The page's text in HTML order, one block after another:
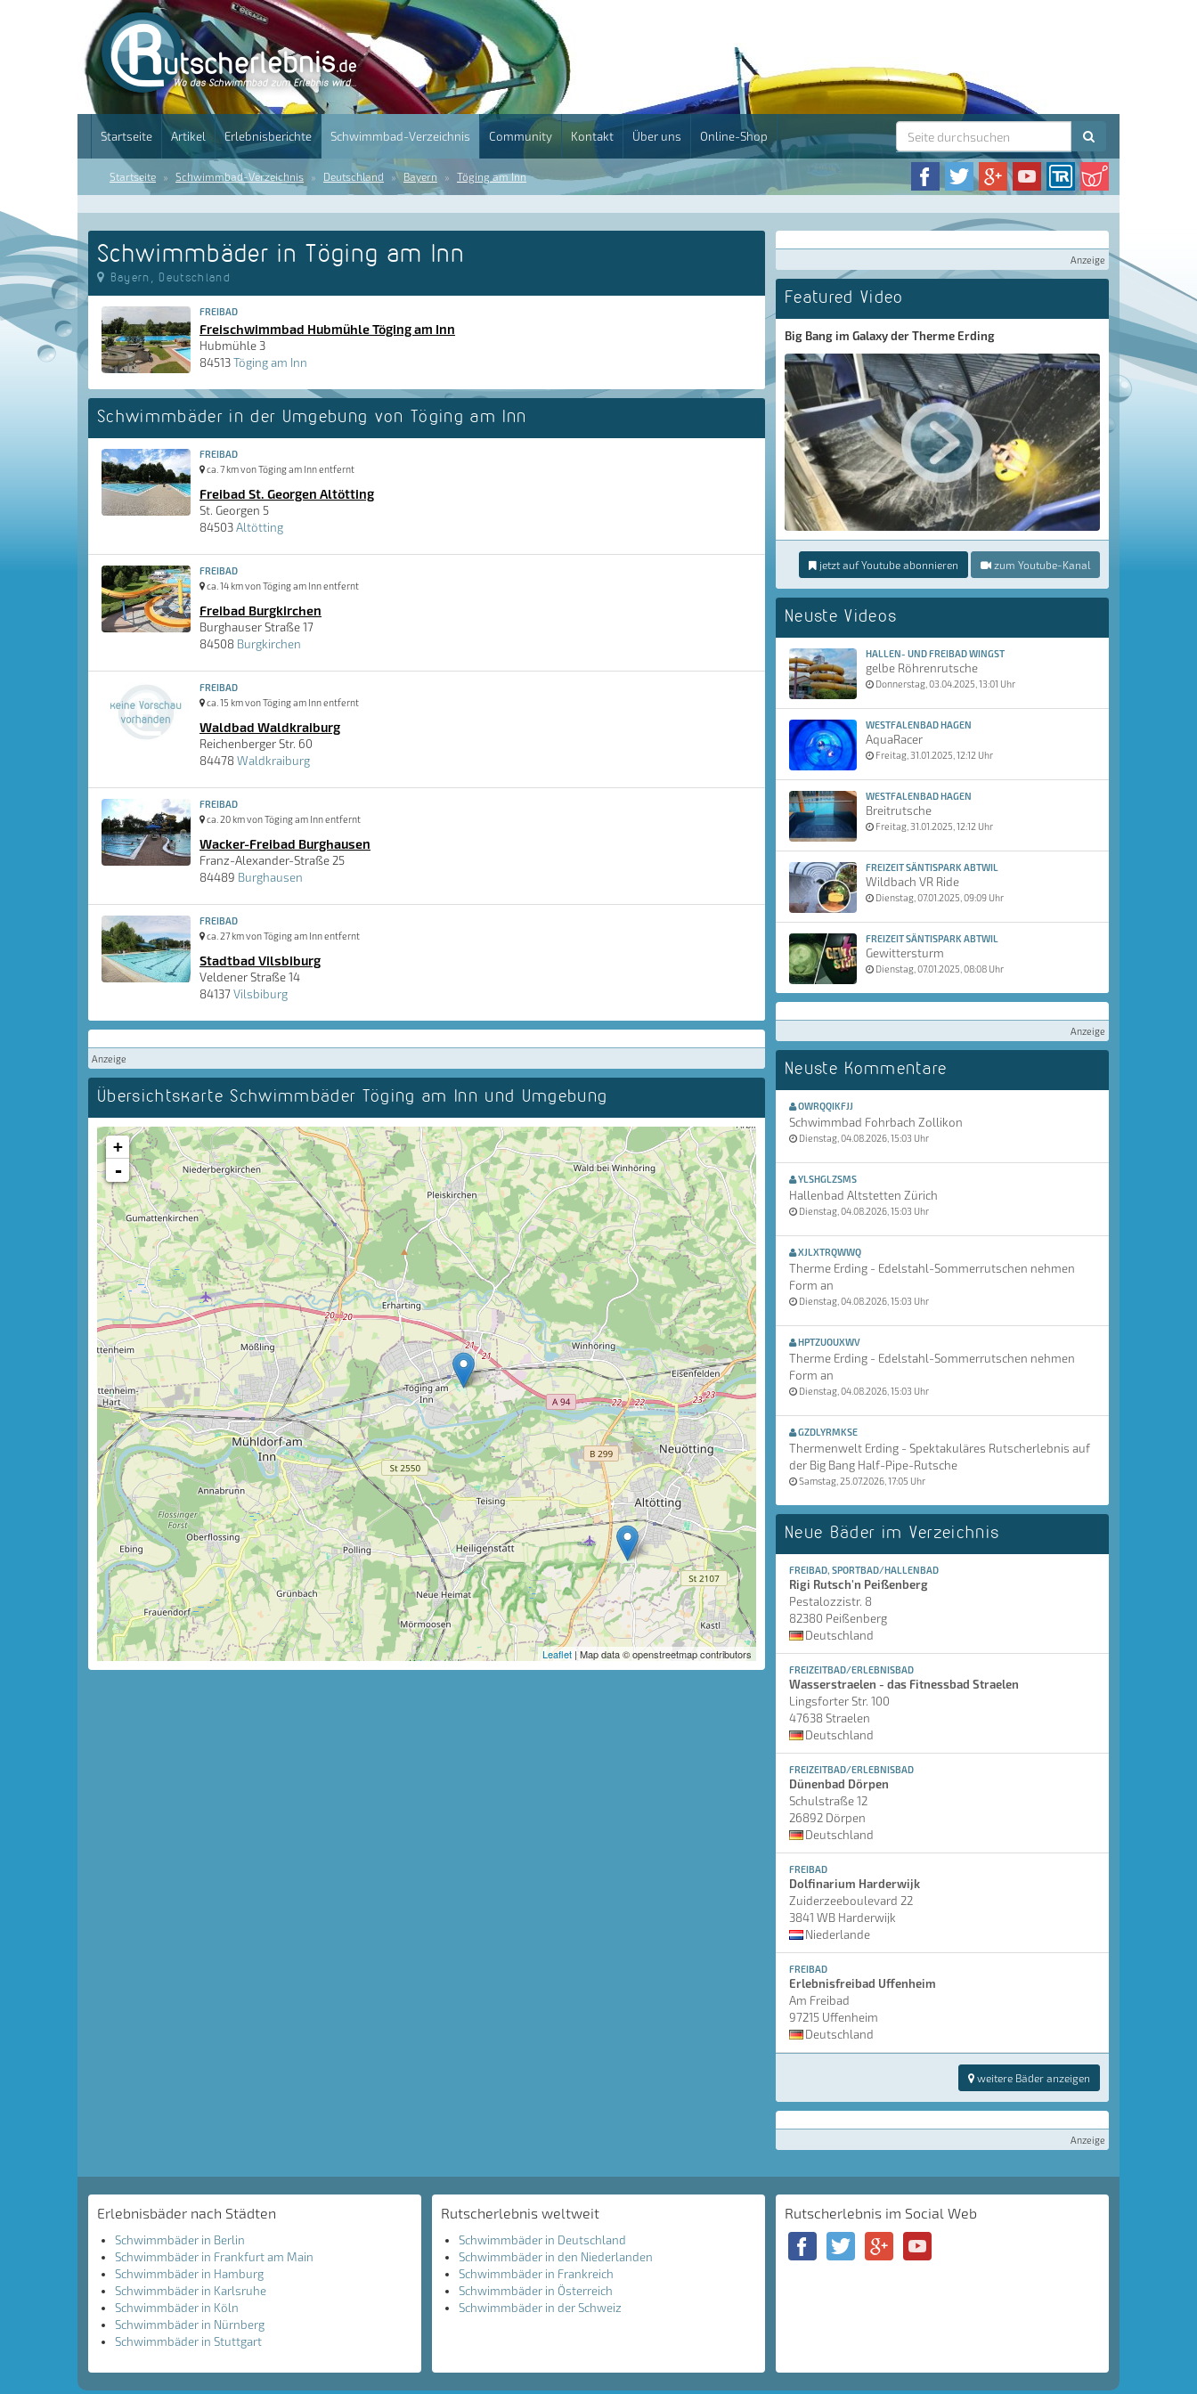
Startseite Artikel Erlebnisberichte Schwimmbad-Verzeichnis Community Kontakt Über uns Online-Shop
Startseite Schwimmbad-Verzeichnis Deutschland Bayern Töging am Inn
Schwimmbäder in Töging am Inn
Bayern, Deutschland
FREIBAD
Freischwimmbad Hubmühle Töging am Inn
Hubmühle 3
84513Töging am Inn
Schwimmbäder in der Umgebung von Töging am Inn
FREIBAD
ca. 7 km von Töging am Inn entfernt
Freibad St. Georgen Altötting
St. Georgen 5
84503Altötting
FREIBAD
ca. 14 km von Töging am Inn entfernt
Freibad Burgkirchen
Burghauser Straße 17
84508 Burgkirchen
FREIBAD
ca. 15 km von Töging am Inn entfernt
Waldbad Waldkraiburg
Reichenberger Str. 60
84478 Waldkraiburg
FREIBAD
ca. 20 km von Töging am Inn entfernt
Wacker-Freibad Burghausen
Franz-Alexander-Straße 25
84489 Burghausen
FREIBAD
ca. 27 km von Töging am Inn entfernt
Stadtbad Vilsbiburg
Veldener Straße 14
84137Vilsbiburg
Anzeige
Übersichtskarte Schwimmbäder Töging am Inn und Umgebung
+
-
Leaflet | Map data © openstreetmap contributors
Anzeige
Featured Video
Big Bang im Galaxy der Therme Erding
jetzt auf Youtube abonnieren zum Youtube-Kanal
Neuste Videos
HALLEN- UND FREIBAD WINGST
gelbe Röhrenrutsche
Donnerstag, 03.04.2025, 13:01 Uhr
WESTFALENBAD HAGEN
AquaRacer
Freitag, 31.01.2025, 12:12 Uhr
WESTFALENBAD HAGEN
Breitrutsche
Freitag, 31.01.2025, 12:12 Uhr
FREIZEIT SÄNTISPARK ABTWIL
Wildbach VR Ride
Dienstag, 07.01.2025, 09:09 Uhr
FREIZEIT SÄNTISPARK ABTWIL
Gewittersturm
Dienstag, 07.01.2025, 08:08 Uhr
Anzeige
Neuste Kommentare
OWRQQIKFJJ
Schwimmbad Fohrbach Zollikon
Dienstag, 04.08.2026, 15:03 Uhr
YLSHGLZSMS
Hallenbad Altstetten Zürich
Dienstag, 04.08.2026, 15:03 Uhr
XJLXTRQWWQ
Therme Erding - Edelstahl-Sommerrutschen nehmen
Form an
Dienstag, 04.08.2026, 15:03 Uhr
HPTZUOUXWV
Therme Erding - Edelstahl-Sommerrutschen nehmen
Form an
Dienstag, 04.08.2026, 15:03 Uhr
GZDLYRMKSE
Thermenwelt Erding - Spektakuläres Rutscherlebnis auf
der Big Bang Half-Pipe-Rutsche
Samstag, 25.07.2026, 17:05 Uhr
Neue Bäder im Verzeichnis
FREIBAD, SPORTBAD/HALLENBAD
Rigi Rutsch'n Peißenberg
Pestalozzistr. 8
82380 Peißenberg
Deutschland
FREIZEITBAD/ERLEBNISBAD
Wasserstraelen - das Fitnessbad Straelen
Lingsforter Str. 100
47638 Straelen
Deutschland
FREIZEITBAD/ERLEBNISBAD
Dünenbad Dörpen
Schulstraße 12
26892 Dörpen
Deutschland
FREIBAD
Dolfinarium Harderwijk
Zuiderzeeboulevard 22
3841 WB Harderwijk
Niederlande
FREIBAD
Erlebnisfreibad Uffenheim
Am Freibad
97215 Uffenheim
Deutschland
weitere Bäder anzeigen
Anzeige
Erlebnisbäder nach Städten
Schwimmbäder in Berlin
Schwimmbäder in Frankfurt am Main
Schwimmbäder in Hamburg
Schwimmbäder in Karlsruhe
Schwimmbäder in Köln
Schwimmbäder in Nürnberg
Schwimmbäder in Stuttgart
Rutscherlebnis weltweit
Schwimmbäder in Deutschland
Schwimmbäder in den Niederlanden
Schwimmbäder in Frankreich
Schwimmbäder in Österreich
Schwimmbäder in der Schweiz
Rutscherlebnis im Social Web